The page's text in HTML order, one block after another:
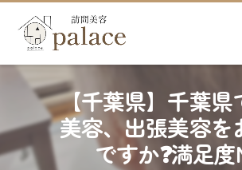
【千葉県】千葉県
美容、出張美容を
ですか❓満足度